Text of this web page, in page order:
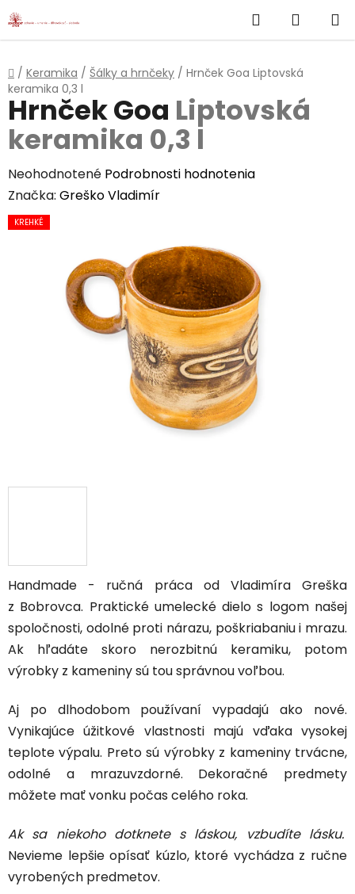
Prejsť
na
Hľadať
KOŠÍK
Domov
/ Keramika / Šálky a hrnčeky / Hrnček Goa Liptovská
keramika 0,3 l
Handmade - ručná práca od Vladimíra Greška
z Bobrovca. Praktické umelecké dielo s logom našej
spoločnosti, odolné proti nárazu, poškriabaniu i mrazu.
Ak hľadáte skoro nerozbitnú keramiku, potom
výrobky z kameniny sú tou správnou voľbou.
Aj po dlhodobom používaní vypadajú ako nové.
Vynikajúce úžitkové vlastnosti majú vďaka vysokej
teplote výpalu. Preto sú výrobky z kameniny trvácne,
odolné a mrazuvzdorné. Dekoračné predmety
môžete mať vonku počas celého roka.
Ak sa niekoho dotknete s láskou, vzbudíte lásku.
Nevieme lepšie opísať kúzlo, ktoré vychádza z ručne
vyrobených predmetov.
Hrnček Goa Liptovská
keramika 0,3 l
Priemerné
hodnotenie
produktu
hviezdičiek.
Neohodnotené Podrobnosti hodnotenia
Značka: Greško Vladimír
KREHKÉ